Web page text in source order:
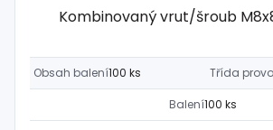
Kombinovaný vrut/šroub
Obsah balení100 ks Třída
Balení100 ks